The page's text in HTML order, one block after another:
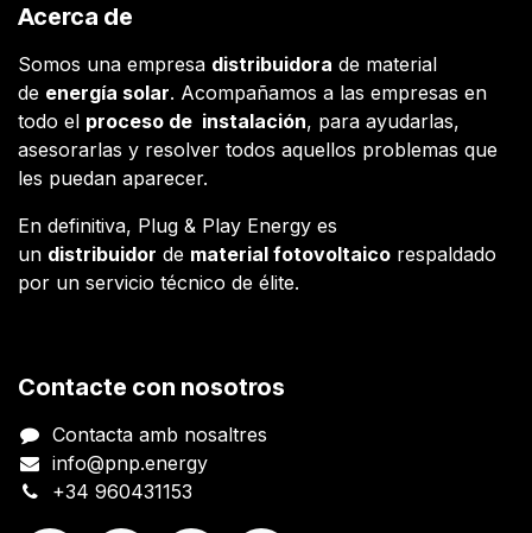
Acerca de
Somos una empresa distribuidora de material
de energía solar. Acompañamos a las empresas en
todo el proceso de instalación, para ayudarlas,
asesorarlas y resolver todos aquellos problemas que
les puedan aparecer.
En definitiva, Plug & Play Energy es
un distribuidor de material fotovoltaico respaldado
por un servicio técnico de élite.
Contacte con nosotros
Contacta amb nosaltres
info@pnp.energy
+34 960431153